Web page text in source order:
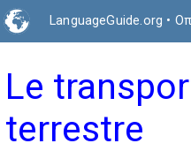
LanguageGuide.org •
Le
terrestre